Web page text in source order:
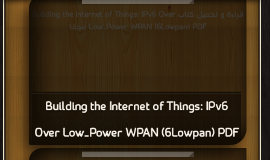
Building the Internet of Things: IPv6
Over Low‐Power WPAN (6Lowpan) PDF
قراءة و تحميل كتاب Building the Internet of Things: IPv6 Over
Low‐Power WPAN (6Lowpan) PDF مجانا